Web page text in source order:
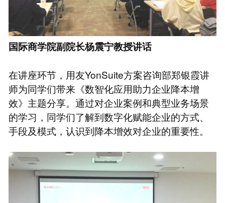
国际商学院副院长杨震宁教授讲话
在讲座环节，用友YonSuite方案咨询部郑银霞讲
师为同学们带来《数智化应用助力企业降本增
效》主题分享。通过对企业案例和典型业务场景
的学习，同学们了解到数字化赋能企业的方式、
手段及模式，认识到降本增效对企业的重要性。